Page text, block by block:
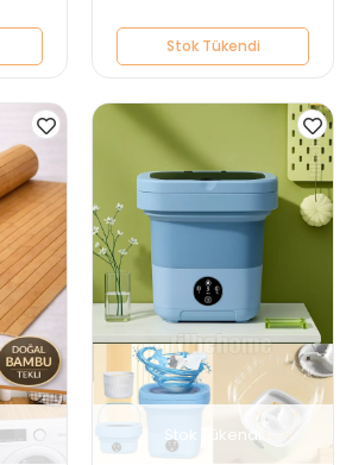
Stok Tükendi
Stok Tükendi